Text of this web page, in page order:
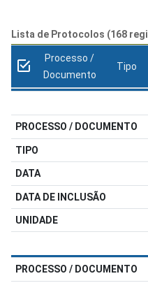
Lista de Protocolos (168
Processo /
Documento
Tipo